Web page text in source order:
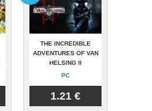
THE INCREDIBLE
ADVENTURES OF VAN
HELSING II
PC
1.21 €